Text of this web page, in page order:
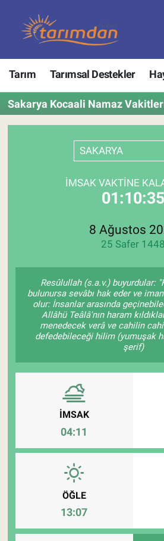
Tarım Tarımsal Destekler
Sakarya Kocaali Namaz
SAKARYA
İMSAK VAKTINE
01:10:35
8 Ağustos
25 Safer 1448
Resûlullah (s.a.v.) buyurdular:
bulunursa sevâbı hak eder ve
olur: İnsanlar arasında
Allâhü Teâlâ'nın haram
menedecek verâ ve cahilin
defedebileceği hilim (yumuşak
şerif)
İMSAK
04:11
ÖĞLE
13:07
Tarım
Hayvancılık
Gıda
Tarım Bakanlığı
Pankobirlik
Et fiyatları
Dünyada Tarım
Şeker ve Şekerli Mamüller
Tahıllar ve Baklagiller
Tohum
Nöbetçi Eczaneler
Hava Durumu
Trafik Durumu
Son Dakika Haberleri